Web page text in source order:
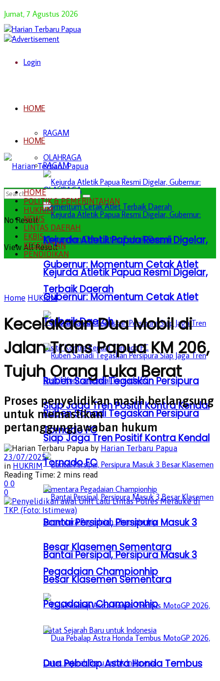
Jumat, 7 Agustus 2026
Login
HOME
RAGAM
OLAHRAGA
Kejurda Atletik Papua Resmi Digelar,
Gubernur: Momentum Cetak Atlet
Terbaik Daerah
Ruben Sanadi Tegaskan Persipura
Siap Jaga Tren Positif Kontra Kendal
Tornado FC
Bantai Persipal, Persipura Masuk 3
Besar Klasemen Sementara
Pegadaian Championhip
Dua Pebalap Astra Honda Tembus
HOME
RAGAM
OLAHRAGA
Kejurda Atletik Papua Resmi Digelar,
Gubernur: Momentum Cetak Atlet
Terbaik Daerah
Ruben Sanadi Tegaskan Persipura
Siap Jaga Tren Positif Kontra Kendal
Tornado FC
Bantai Persipal, Persipura Masuk 3
Besar Klasemen Sementara
Pegadaian Championhip
No Result
View All Result
HOME
POLITIK & PEMERINTAHAN
HUKRIM
NEWS
LINTAS DAERAH
EKBIS
KESEHATAN
PENDIDIKAN
Home HUKRIM
Kecelakaan Dua Mobil di
Jalan Trans Papua KM 206,
Tujuh Orang Luka Berat
Proses penyelidikan masih berlangsung
untuk memastikan
pertanggungjawaban hukum
by Harian Terbaru Papua
23/07/2025
in HUKRIM
Reading Time: 2 mins read
0 0
0